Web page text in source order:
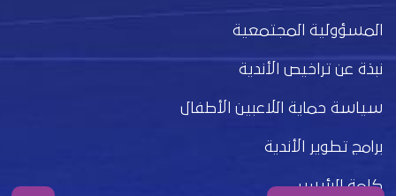
المسؤولية المجتمعية
نبذة عن تراخيص الأندية
سياسة حماية اللاعبين الأطفال
برامج تطوير الأندية
كلمة الرئيس